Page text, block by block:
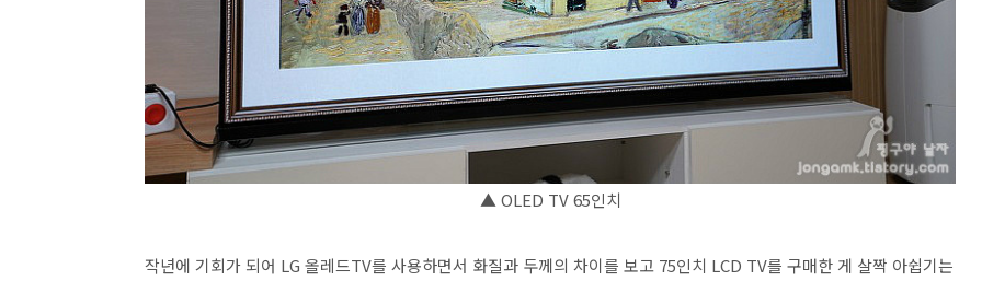
▲ OLED TV 65인치
작년에 기회가 되어 LG 올레드TV를 사용하면서 화질과 두께의 차이를 보고 75인치 LCD TV를 구매한 게 살짝 아쉽기는